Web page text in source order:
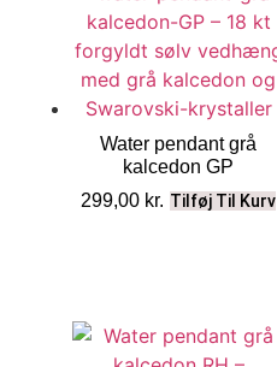
Water pendant grå
kalcedon GP
299,00 kr. Tilføj Til Kurv